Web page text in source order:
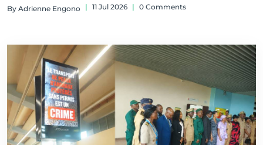
n’ont pas été préalablement recoupées auprès des
Par Adrienne Engono Moussang, à Bertoua
By Adrienne Engono | 11 Jul 2026 | 0 Comments